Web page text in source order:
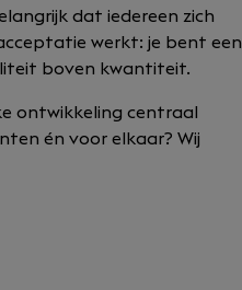
dat iedereen zich
werkt: je bent een
boven kwantiteit.
ontwikkeling centraal
én voor elkaar? Wij